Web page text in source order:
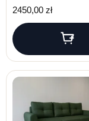
2450,00 zł